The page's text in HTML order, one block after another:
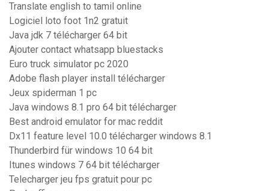
Translate english to tamil online
Logiciel loto foot 1n2 gratuit
Java jdk 7 télécharger 64 bit
Ajouter contact whatsapp bluestacks
Euro truck simulator pc 2020
Adobe flash player install télécharger
Jeux spiderman 1 pc
Java windows 8.1 pro 64 bit télécharger
Best android emulator for mac reddit
Dx11 feature level 10.0 télécharger windows 8.1
Thunderbird für windows 10 64 bit
Itunes windows 7 64 bit télécharger
Telecharger jeu fps gratuit pour pc